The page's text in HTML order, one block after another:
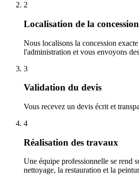
2
Localisation de la concession
Nous localisons la concession
l'administration et vous envoyons
3
Validation du devis
Vous recevez un devis écrit et
4
Réalisation des travaux
Une équipe professionnelle se rend
nettoyage, la restauration et la